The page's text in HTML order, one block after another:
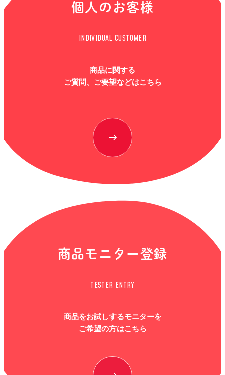
個人のお客様
INDIVIDUAL CUSTOMER
商品に関する
ご質問、ご要望などはこちら
商品モニター登録
TESTER ENTRY
商品をお試しするモニターを
ご希望の方はこちら